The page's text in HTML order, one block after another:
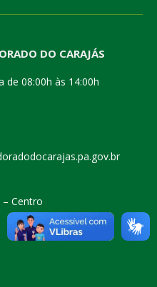
DO CARAJÁS
de 08:00h às 14:00h
– Centro